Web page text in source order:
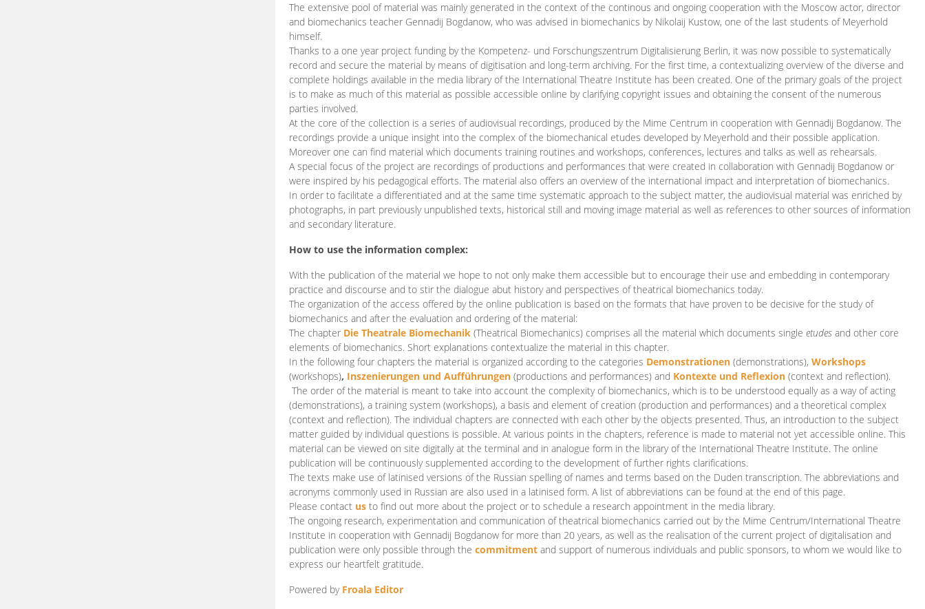
The extensive pool of material was mainly generated in the context of the continous and ongoing cooperation with the Moscow actor, director
and biomechanics teacher Gennadij Bogdanow, who was advised in biomechanics by Nikolaij Kustow, one of the last students of Meyerhold
himself.
Thanks to a one year project funding by the Kompetenz- und Forschungszentrum Digitalisierung Berlin, it was now possible to systematically
record and secure the material by means of digitisation and long-term archiving. For the first time, a contextualizing overview of the diverse and
complete holdings available in the media library of the International Theatre Institute has been created. One of the primary goals of the project
is to make as much of this material as possible accessible online by clarifying copyright issues and obtaining the consent of the numerous
parties involved.
At the core of the collection is a series of audiovisual recordings, produced by the Mime Centrum in cooperation with Gennadij Bogdanow. The
recordings provide a unique insight into the complex of the biomechanical etudes developed by Meyerhold and their possible application.
Moreover one can find material which documents training routines and workshops, conferences, lectures and talks as well as rehearsals.
A special focus of the project are recordings of productions and performances that were created in collaboration with Gennadij Bogdanow or
were inspired by his pedagogical efforts. The material also offers an overview of the international impact and interpretation of biomechanics.
In order to facilitate a differentiated and at the same time systematic approach to the subject matter, the audiovisual material was enriched by
photographs, in part previously unpublished texts, historical still and moving image material as well as references to other sources of information
and secondary literature.
How to use the information complex:
With the publication of the material we hope to not only make them accessible but to encourage their use and embedding in contemporary
practice and discourse and to stir the dialogue abut history and perspectives of theatrical biomechanics today.
The organization of the access offered by the online publication is based on the formats that have proven to be decisive for the study of
biomechanics and after the evaluation and ordering of the material:
The chapter Die Theatrale Biomechanik (Theatrical Biomechanics) comprises all the material which documents single etudes and other core
elements of biomechanics. Short explanations contextualize the material in this chapter.
In the following four chapters the material is organized according to the categories Demonstrationen (demonstrations), Workshops
(workshops), Inszenierungen und Aufführungen (productions and performances) and Kontexte und Reflexion (context and reflection).
The order of the material is meant to take into account the complexity of biomechanics, which is to be understood equally as a way of acting
(demonstrations), a training system (workshops), a basis and element of creation (production and performances) and a theoretical complex
(context and reflection). The individual chapters are connected with each other by the objects presented. Thus, an introduction to the subject
matter guided by individual questions is possible. At various points in the chapters, reference is made to material not yet accessible online. This
material can be viewed on site digitally at the terminal and in analogue form in the library of the International Theatre Institute. The online
publication will be continuously supplemented according to the development of further rights clarifications.
The texts make use of latinised versions of the Russian spelling of names and terms based on the Duden transcription. The abbreviations and
acronyms commonly used in Russian are also used in a latinised form. A list of abbreviations can be found at the end of this page.
Please contact us to find out more about the project or to schedule a research appointment in the media library.
The ongoing research, experimentation and communication of theatrical biomechanics carried out by the Mime Centrum/International Theatre
Institute in cooperation with Gennadij Bogdanow for more than 20 years, as well as the realisation of the current project of digitalisation and
publication were only possible through the commitment and support of numerous individuals and public sponsors, to whom we would like to
express our heartfelt gratitude.
Powered by Froala Editor